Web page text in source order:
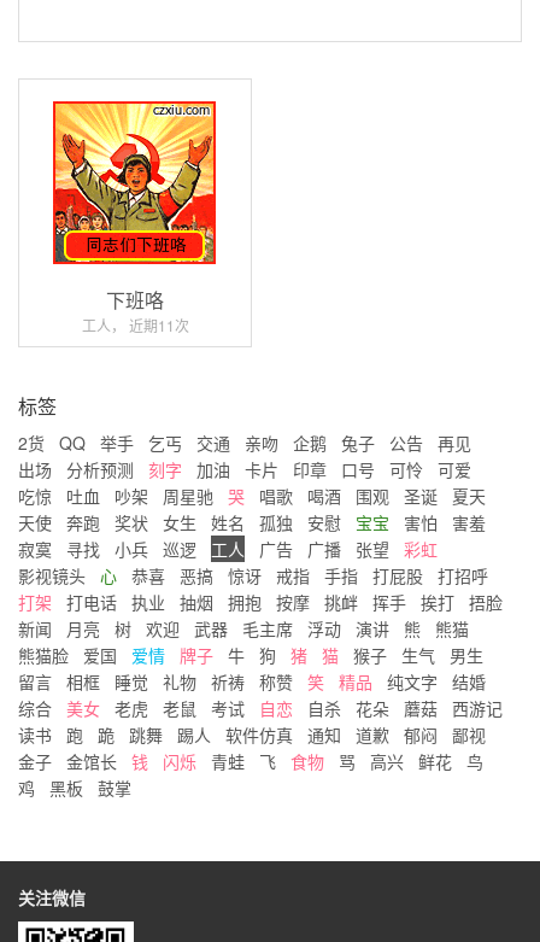
下班咯
工人， 近期11次
标签
2货 QQ 举手 乞丐 交通 亲吻 企鹅 兔子 公告 再见
出场
分析预测 刻字 加油 卡片 印章 口号 可怜
可爱
吃惊
吐血 吵架 周星驰 哭 唱歌 喝酒 围观 圣诞
夏天
天使 奔跑 奖状 女生 姓名 孤独 安慰 宝宝 害怕
害羞
寂寞
寻找 小兵 巡逻 工人 广告 广播 张望
彩虹
影视镜头 心 恭喜 恶搞 惊讶 戒指 手指 打屁股 打招呼
打架
打电话 执业 抽烟 拥抱 按摩 挑衅 挥手 挨打 捂脸
新闻
月亮 树 欢迎 武器 毛主席 浮动 演讲 熊
熊猫
熊猫脸
爱国 爱情 牌子 牛 狗 猪 猫 猴子 生气
男生
留言 相框 睡觉 礼物 祈祷 称赞 笑 精品 纯文字
结婚
综合 美女 老虎 老鼠 考试 自恋 自杀 花朵 蘑菇 西游记
读书
跑 跪 跳舞 踢人 软件仿真 通知 道歉 郁闷
鄙视
金子 金馆长 钱 闪烁 青蛙 飞 食物 骂 高兴 鲜花 鸟
鸡
黑板 鼓掌
关注微信